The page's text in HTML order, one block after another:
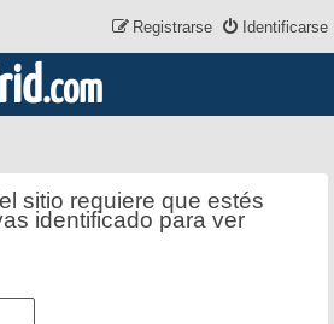
Identificarse
Registrarse
.com
sitio requiere que estés
identificado para ver